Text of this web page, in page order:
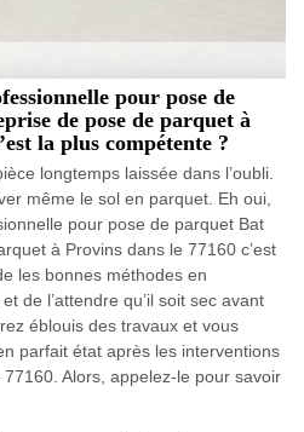
pour pose de
de pose de parquet à
la plus compétente ?
longtemps laissée dans l’oubli.
même le sol en parquet. Eh oui,
pour pose de parquet Bat
à Provins dans le 77160 c’est
les bonnes méthodes en
de l’attendre qu’il soit sec avant
éblouis des travaux et vous
parfait état après les interventions
Alors, appelez-le pour savoir